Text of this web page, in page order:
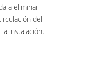
a eliminar
del
instalación.